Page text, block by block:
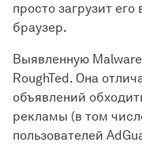
просто загрузит
браузер.
Выявленную
RoughTed. Она
объявлений
рекламы (в том
пользователей